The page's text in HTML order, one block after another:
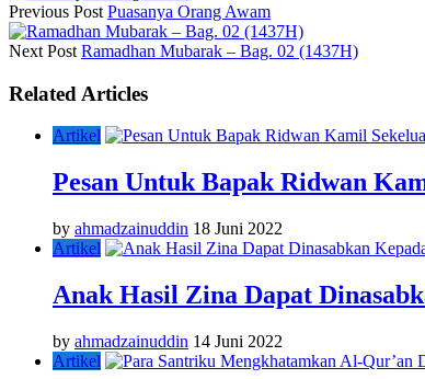
Previous Post Puasanya Orang Awam
Next Post Ramadhan Mubarak – Bag. 02 (1437H)
Related Articles
Artikel
Pesan Untuk Bapak Ridwan
by ahmadzainuddin 18 Juni 2022
Artikel
Anak Hasil Zina Dapat
by ahmadzainuddin 14 Juni 2022
Artikel